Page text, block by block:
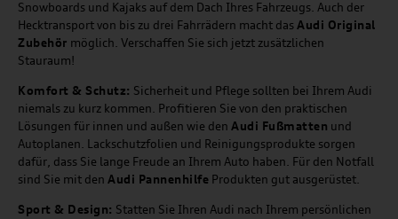
Snowboards und Kajaks auf dem Dach Ihres Fahrzeugs. Auch der
Hecktransport von bis zu drei Fahrrädern macht dasAudi Original
Zubehör möglich. Verschaffen Sie sich jetzt zusätzlichen
Stauraum!
Komfort & Schutz: Sicherheit und Pflege sollten bei Ihrem Audi
niemals zu kurz kommen. Profitieren Sie von den praktischen
Lösungen für innen und außen wie den Audi Fußmatten und
Autoplanen. Lackschutzfolien und Reinigungsprodukte sorgen
dafür, dass Sie lange Freude an Ihrem Auto haben. Für den Notfall
sind Sie mit den Audi Pannenhilfe Produkten gut ausgerüstet.
Sport & Design: Statten Sie Ihren Audi nach Ihrem persönlichen